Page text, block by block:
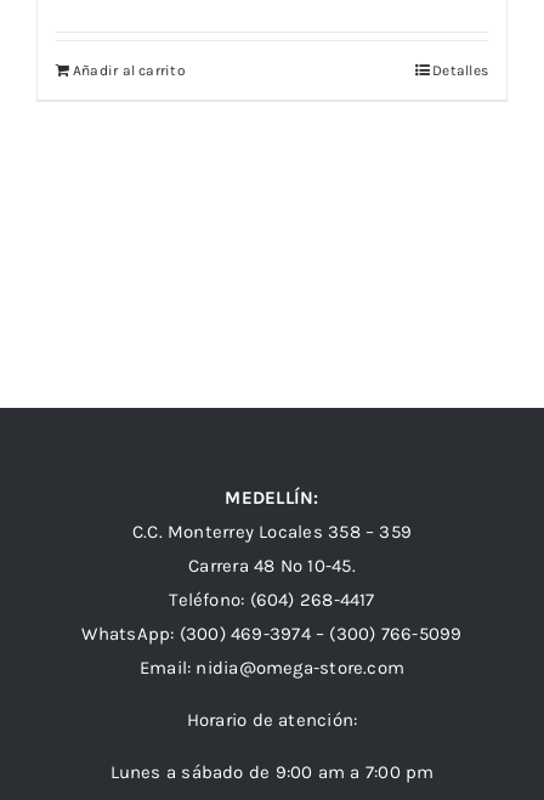
Añadir al carrito Detalles
MEDELLÍN:
C.C. Monterrey Locales 358 – 359
Carrera 48 Nº 10-45.
Teléfono: (604) 268-4417
WhatsApp: (300) 469-3974 – (300) 766-5099
Email: nidia@omega-store.com
Horario de atención:
Lunes a sábado de 9:00 am a 7:00 pm